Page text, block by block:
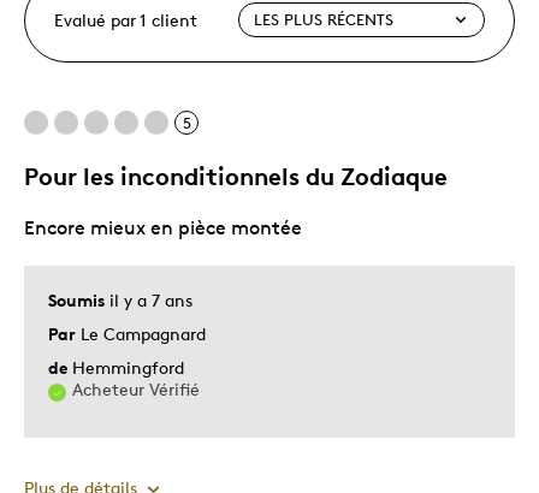
Evalué par 1 client
5
Pour les inconditionnels du Zodiaque
Soumis il y a 7 ans
Par Le Campagnard
de Hemmingford
Acheteur Vérifié
Encore mieux en pièce montée
Plus de détails